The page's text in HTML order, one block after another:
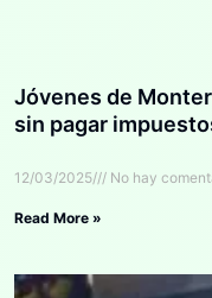
Jóvenes de
sin pagar
12/03/2025 No hay
Read More »